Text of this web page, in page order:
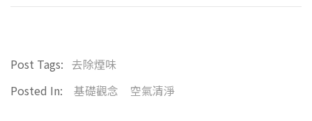
Post Tags: 去除煙味
Posted In:
基礎觀念 空氣清淨